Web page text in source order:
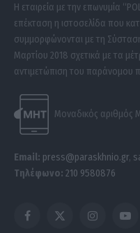
Η εταιρεία με την επωνυμία
επέκταση η ιστοσελίδα που
συμμορφώνονται με τη
Μαρτίου 2018 σχετικά με τα
αντιμετώπιση του παράνομου
Μοναδικός αριθμός
Email: press@paraskhnio.gr,
Τηλέφωνο: 210 9580876
Facebook
X
Instagram